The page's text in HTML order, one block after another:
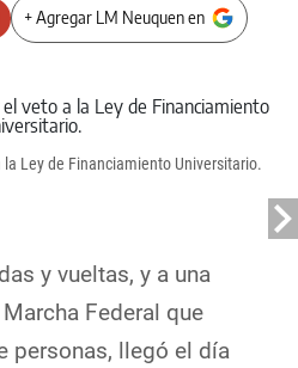
+ Agregar LM Neuquen en
Ley de Financiamiento Universitario.
y vueltas, y a una
Federal que
personas, llegó el día